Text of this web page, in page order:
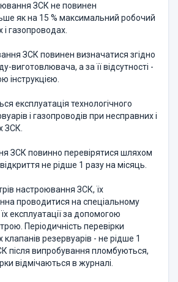
ЗСК не повинен
як на 15 % максимальний робочий
і газопроводах.
ЗСК повинен визначатися згідно
виготовлювача, а за її відсутності -
інструкцією.
експлуатація технологічного
і газопроводів при несправних і
ЗСК.
ЗСК повинно перевірятися шляхом
не рідше 1 разу на місяць.
настроювання ЗСК, їх
проводитися на спеціальному
їх експлуатації за допомогою
Періодичність перевірки
резервуарів - не рідше 1
після випробування пломбуються,
відмічаються в журналі.